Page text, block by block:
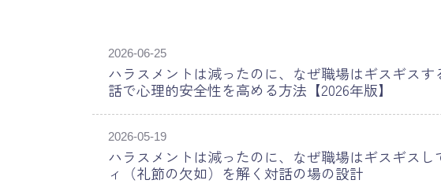
2026-06-25
ハラスメントは減ったのに、なぜ職場はギスギス
話で心理的安全性を高める方法【2026年版】
2026-05-19
ハラスメントは減ったのに、なぜ職場はギスギス
ィ（礼節の欠如）を解く対話の場の設計